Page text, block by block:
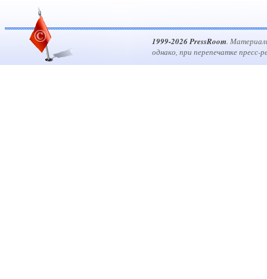
1999-2026 PressRoom.
однако, при перепечатке пресс-